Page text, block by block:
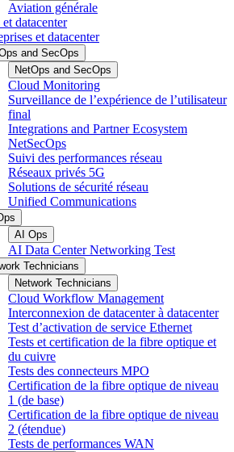
Aviation générale
datacenter
et datacenter
and SecOps
NetOps and SecOps
Cloud Monitoring
Surveillance de l’expérience de l’utilisateur
final
Integrations and Partner Ecosystem
NetSecOps
Suivi des performances réseau
Réseaux privés 5G
Solutions de sécurité réseau
Unified Communications
AI Ops
AI Data Center Networking Test
Technicians
Network Technicians
Cloud Workflow Management
Interconnexion de datacenter à datacenter
Test d’activation de service Ethernet
Tests et certification de la fibre optique et
du cuivre
Tests des connecteurs MPO
Certification de la fibre optique de niveau
1 (de base)
Certification de la fibre optique de niveau
2 (étendue)
Tests de performances WAN